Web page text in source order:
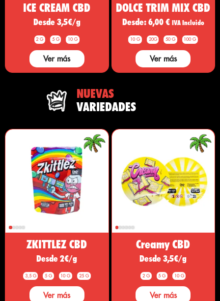
ICE CREAM CBD
Desde 3,5€/g
2 G 5 G 10 G
Ver más
DOLCE TRIM MIX CBD
Desde:6,00€ IVA Incluido
10 G 20G 50 G 100 G
Ver más
NUEVAS
VARIEDADES
ZKITTLEZ CBD
Desde 2€/g
3,5 G 5 G 10 G 25 G
Ver más
Creamy CBD
Desde 3,5€/g
2 G 5 G 10 G
Ver más